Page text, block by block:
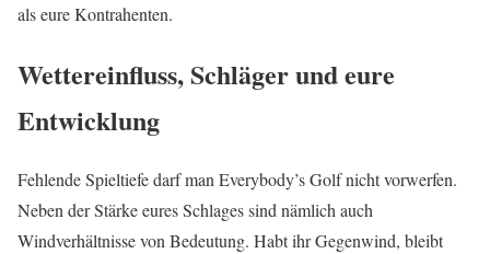
als eure Kontrahenten.
Wettereinfluss, Schläger und eure
Entwicklung
Fehlende Spieltiefe darf man Everybody’s Golf nicht vorwerfen.
Neben der Stärke eures Schlages sind nämlich auch
Windverhältnisse von Bedeutung. Habt ihr Gegenwind, bleibt